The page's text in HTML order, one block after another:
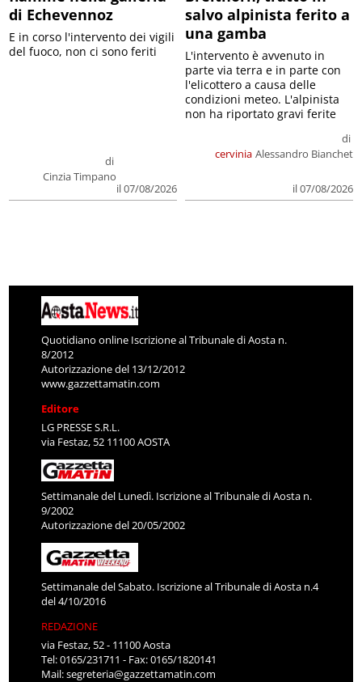
di Echevennoz
di
Cinzia Timpano
il 07/08/2026
E in corso l'intervento dei vigili
del fuoco, non ci sono feriti
salvo alpinista ferito a
una gamba
cervinia
di
Alessandro Bianchet
il 07/08/2026
L'intervento è avvenuto in
parte via terra e in parte con
l'elicottero a causa delle
condizioni meteo. L'alpinista
non ha riportato gravi ferite
Quotidiano online Iscrizione al Tribunale di Aosta n.
8/2012
Autorizzazione del 13/12/2012
www.gazzettamatin.com
Editore
LG PRESSE S.R.L.
via Festaz, 52 11100 AOSTA
Settimanale del Lunedì. Iscrizione al Tribunale di Aosta n.
9/2002
Autorizzazione del 20/05/2002
Settimanale del Sabato. Iscrizione al Tribunale di Aosta n.4
del 4/10/2016
REDAZIONE
via Festaz, 52 - 11100 Aosta
Tel: 0165/231711 - Fax: 0165/1820141
Mail:segreteria@gazzettamatin.com